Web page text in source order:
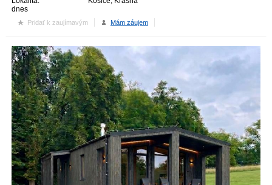
dnes
Pridať k zaujímavým Mám záujem